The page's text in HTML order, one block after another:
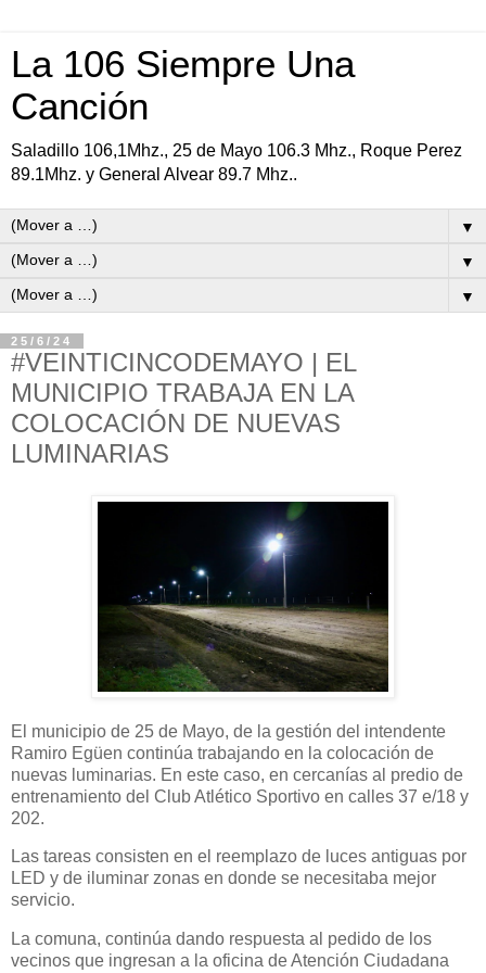
La 106 Siempre Una
Canción
Saladillo 106,1Mhz., 25 de Mayo 106.3 Mhz., Roque Perez
89.1Mhz. y General Alvear 89.7 Mhz..
▼
▼
▼
25/6/24
#VEINTICINCODEMAYO | EL
MUNICIPIO TRABAJA EN LA
COLOCACIÓN DE NUEVAS
LUMINARIAS
El municipio de 25 de Mayo, de la gestión del intendente
Ramiro Egüen continúa trabajando en la colocación de
nuevas luminarias. En este caso, en cercanías al predio de
entrenamiento del Club Atlético Sportivo en calles 37 e/18 y
202.
Las tareas consisten en el reemplazo de luces antiguas por
LED y de iluminar zonas en donde se necesitaba mejor
servicio.
La comuna, continúa dando respuesta al pedido de los
vecinos que ingresan a la oficina de Atención Ciudadana